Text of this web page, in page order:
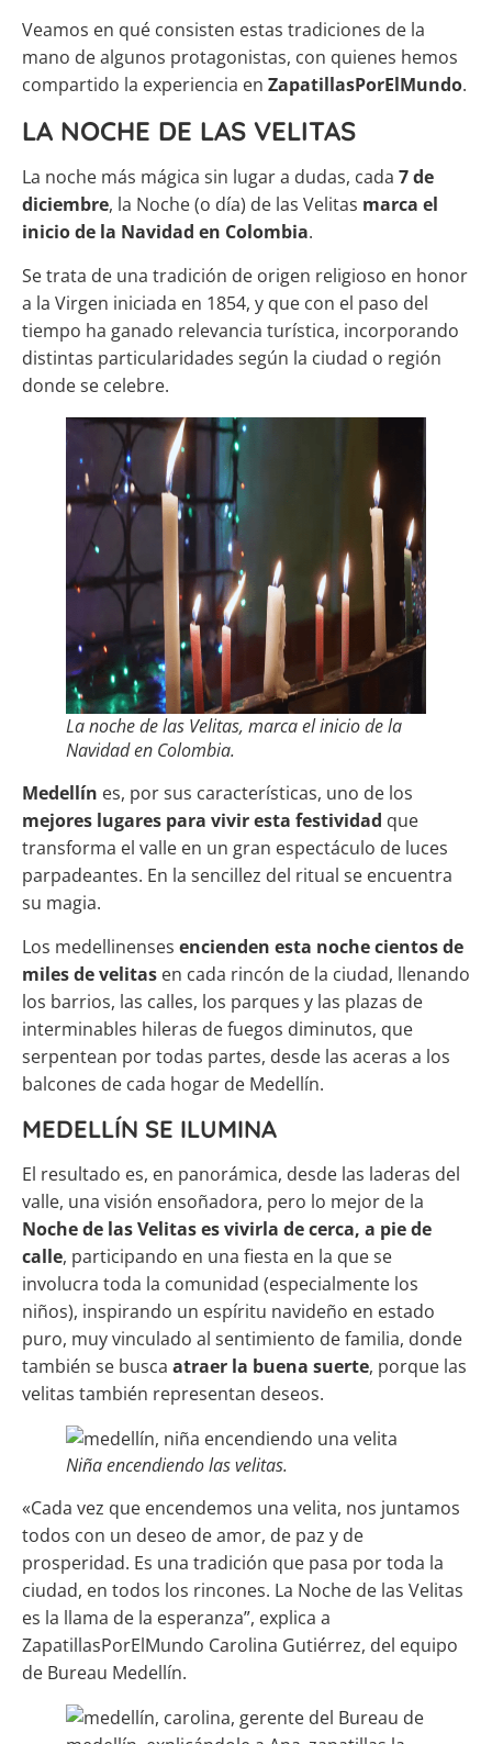
Veamos en qué consisten estas tradiciones de la
mano de algunos protagonistas, con quienes hemos
compartido la experiencia en ZapatillasPorElMundo.
LA NOCHE DE LAS VELITAS
La noche más mágica sin lugar a dudas, cada 7 de
diciembre, la Noche (o día) de las Velitas marca el
inicio de la Navidad en Colombia.
Se trata de una tradición de origen religioso en honor
a la Virgen iniciada en 1854, y que con el paso del
tiempo ha ganado relevancia turística, incorporando
distintas particularidades según la ciudad o región
donde se celebre.
La noche de las Velitas, marca el inicio de la
Navidad en Colombia.
Medellín es, por sus características, uno de los
mejores lugares para vivir esta festividad que
transforma el valle en un gran espectáculo de luces
parpadeantes. En la sencillez del ritual se encuentra
su magia.
Los medellinenses encienden esta noche cientos de
miles de velitas en cada rincón de la ciudad, llenando
los barrios, las calles, los parques y las plazas de
interminables hileras de fuegos diminutos, que
serpentean por todas partes, desde las aceras a los
balcones de cada hogar de Medellín.
MEDELLÍN SE ILUMINA
El resultado es, en panorámica, desde las laderas del
valle, una visión ensoñadora, pero lo mejor de la
Noche de las Velitas es vivirla de cerca, a pie de
calle, participando en una fiesta en la que se
involucra toda la comunidad (especialmente los
niños), inspirando un espíritu navideño en estado
puro, muy vinculado al sentimiento de familia, donde
también se busca atraer la buena suerte, porque las
velitas también representan deseos.
Niña encendiendo las velitas.
«Cada vez que encendemos una velita, nos juntamos
todos con un deseo de amor, de paz y de
prosperidad. Es una tradición que pasa por toda la
ciudad, en todos los rincones. La Noche de las Velitas
es la llama de la esperanza”, explica a
ZapatillasPorElMundo Carolina Gutiérrez, del equipo
de Bureau Medellín.